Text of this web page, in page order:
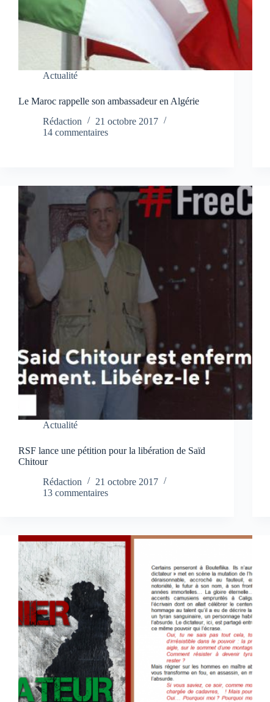
Actualité
Le Maroc rappelle son ambassadeur en Algérie
Rédaction
21 octobre 2017
14 commentaires
Actualité
RSF lance une pétition pour la libération de Saïd
Chitour
Rédaction
21 octobre 2017
13 commentaires